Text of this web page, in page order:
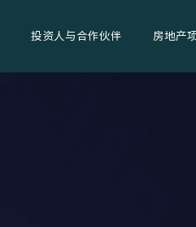
投资人与合作伙伴 房地产